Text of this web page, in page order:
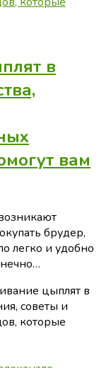
в
вам
брудер,
легко и удобно
цыплят в
советы и
которые